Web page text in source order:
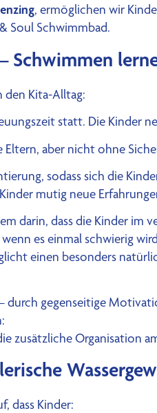
, ermöglichen wir
Soul Schwimmbad.
den Kita-Alltag:
statt. Die Kinder
Eltern, aber nicht ohne
sodass sich die
mutig neue
darin, dass die Kinder
es einmal schwierig
einen besonders
gegenseitige
zusätzliche
dass Kinder: